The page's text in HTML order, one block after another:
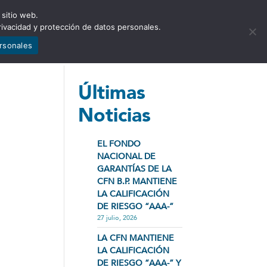
NOTICIAS CONTÁCTENOS
Últimas
Noticias
EL FONDO
NACIONAL DE
GARANTÍAS DE LA
CFN B.P. MANTIENE
LA CALIFICACIÓN
DE RIESGO “AAA-”
27 julio, 2026
LA CFN MANTIENE
LA CALIFICACIÓN
DE RIESGO “AAA-” Y
sitio web.
y protección de datos personales.